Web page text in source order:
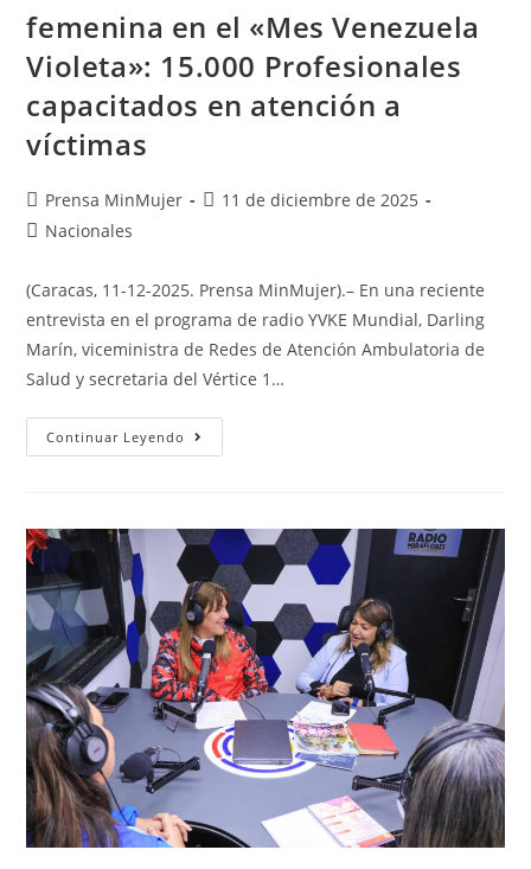
femenina en el «Mes Venezuela
Violeta»: 15.000 Profesionales
capacitados en atención a
víctimas
Prensa MinMujer
11 de diciembre de 2025
Nacionales
(Caracas, 11-12-2025. Prensa MinMujer).– En una reciente
entrevista en el programa de radio YVKE Mundial, Darling
Marín, viceministra de Redes de Atención Ambulatoria de
Salud y secretaria del Vértice 1…
Continuar Leyendo